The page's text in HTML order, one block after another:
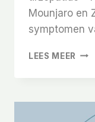
Mounjaro en
symptomen
LEES MEER